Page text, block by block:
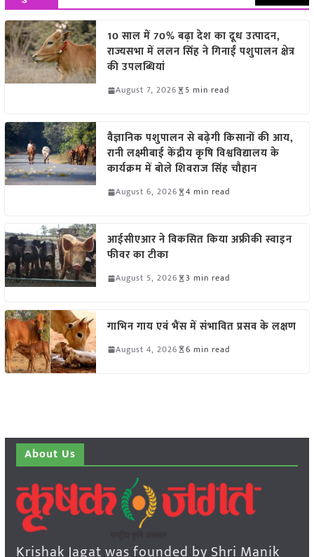
10 साल में 70% बढ़ा देश का दूध उत्पादन,
राज्यसभा में ललन सिंह ने गिनाईं पशुपालन क्षेत्र
की उपलब्धियां
August 7, 2026 5 min read
वैज्ञानिक पशुपालन से बढ़ेगी किसानों की आय,
रानी लक्ष्मीबाई केंद्रीय कृषि विश्वविद्यालय के
कार्यक्रम में बोले शिवराज सिंह चौहान
August 6, 2026 4 min read
आईसीएआर ने विकसित किया अफ्रीकी स्वाइन
फीवर का टीका
August 5, 2026 3 min read
गाभिन गाय एवं भैंस में संभावित प्रसव के लक्षण
August 4, 2026 6 min read
About Us